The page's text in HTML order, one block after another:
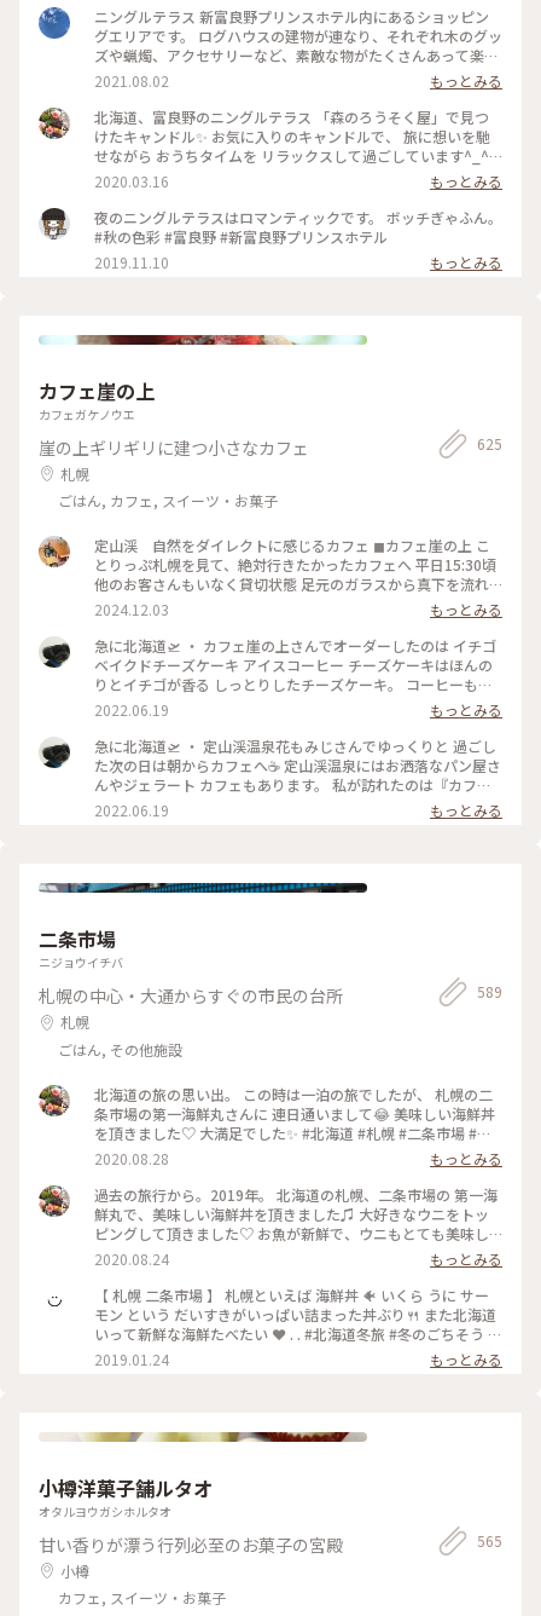
ニングルテラス 新富良野プリンスホテル内にあるショッピン
グエリアです。 ログハウスの建物が連なり、それぞれ木のグッ
ズや蝋燭、アクセサリーなど、素敵な物がたくさんあって楽し
いです♪ #ニングルテラス #新富良野プリンスホテル #富良野
#北海道
2021.08.02
もっとみる
北海道、富良野のニングルテラス 「森のろうそく屋」で見つ
けたキャンドル✨ お気に入りのキャンドルで、 旅に想いを馳
せながら おうちタイムを リラックスして過ごしています^_^ #
北海道 #富良野 #ニングルテラス #森のろうそく屋 #キャンド
ル #メルヘン #旅の思い出 #憧れの地
2020.03.16
もっとみる
夜のニングルテラスはロマンティックです。 ボッチぎゃふん。
#秋の色彩 #富良野 #新富良野プリンスホテル
2019.11.10
もっとみる
カフェ崖の上
カフェガケノウエ
崖の上ギリギリに建つ小さなカフェ
札幌
ごはん, カフェ, スイーツ・お菓子
625
定山渓 自然をダイレクトに感じるカフェ ◼︎カフェ崖の上 こ
とりっぷ札幌を見て、絶対行きたかったカフェへ 平日15:30頃
他のお客さんもいなく貸切状態 足元のガラスから真下を流れ
る清流が眺められる席を選び、川のせせらぎと(実際は前日の
雨のせいか結構激しい流れ)静かな店内に流れる音楽に癒し𓅨
リスとか会いたかった🐿️💕 コーヒーもケーキも美味しくっ
て、また色んな季節も感じたい素敵なお店でした！ #ベストト
リップ2024 #北海道 #札幌 #定山渓
2024.12.03
もっとみる
急に北海道🛫 ・ カフェ崖の上さんでオーダーしたのは イチゴ
ベイクドチーズケーキ アイスコーヒー チーズケーキはほんの
りとイチゴが香る しっとりしたチーズケーキ。 コーヒーもス
ッキリとした軽いコーヒーで 朝にはピッタリでした☺️ ・ #ア
ートみたいな景色 #Myことりっぷ #カフェ崖の上 #定山渓 #定
山渓温泉
2022.06.19
もっとみる
急に北海道🛫 ・ 定山渓温泉花もみじさんでゆっくりと 過ごし
た次の日は朝からカフェへ☕ 定山渓温泉にはお洒落なパン屋さ
んやジェラート カフェもあります。 私が訪れたのは『カフェ
崖の上』さん。 本当に崖の上に建ってまーす！ちょっと怖
い。 店内は静かなボサノヴァが流れ、コーヒーの 良い香りが
2022.06.19 もっとみる
二条市場
ニジョウイチバ
札幌の中心・大通からすぐの市民の台所
札幌
ごはん, その他施設
589
北海道の旅の思い出。 この時は一泊の旅でしたが、 札幌の二
条市場の第一海鮮丸さんに 連日通いまして😂 美味しい海鮮丼
を頂きました♡ 大満足でした✨ #北海道 #札幌 #二条市場 #第
一海鮮丸 #わたしの旅 #海鮮丼 #旅行 #旅
2020.08.28
もっとみる
過去の旅行から。2019年。 北海道の札幌、二条市場の 第一海
鮮丸で、美味しい海鮮丼を頂きました♫ 大好きなウニをトッ
ピングして頂きました♡ お魚が新鮮で、ウニもとても美味し
くて✨ 大満足でした(^-^) また食べに行きたいなぁ、、、✨ #
北海道 #札幌 #札幌二条市場 #わたしの旅 #第一海鮮丸 #海鮮丼
#旅行
2020.08.24
もっとみる
【 札幌 二条市場 】 札幌といえば 海鮮丼 🐠 いくら うに サー
モン という だいすきがいっぱい詰まった丼ぶり🍴 また北海道
いって新鮮な海鮮たべたい ❤︎ . . #北海道冬旅 #冬のごちそう #
北海道 #二条市場
2019.01.24 もっとみる
小樽洋菓子舗ルタオ
オタルヨウガシホルタオ
甘い香りが漂う行列必至のお菓子の宮殿
小樽
カフェ, スイーツ・お菓子
565